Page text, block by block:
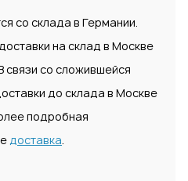
со склада в Германии.
на склад в Москве
связи со сложившейся
до склада в Москве
подробная
доставка.